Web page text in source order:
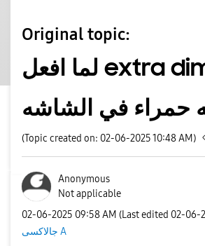
Original topic:
لما افعل extra dim يظهر
حمراء في الشاشه
(Topic created on: 02-06-2025 10:48 AM)
Anonymous
Not applicable
‎02-06-2025 09:58 AM (Last edited ‎02-06-
جالاكسى A